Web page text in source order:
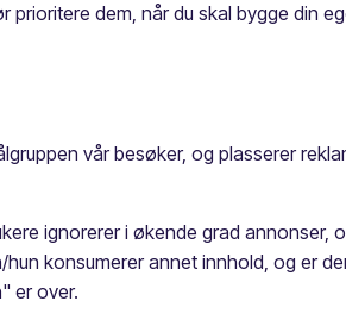
dem, når du skal bygge din
vår besøker, og plasserer
ignorerer i økende grad annonser,
konsumerer annet innhold, og er
er over.